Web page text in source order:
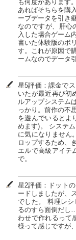
も何度かあります
あればそちらを購
ーブデータを引き
なのですが、肝心
入した場合ゲーム
書いた体験版のボ
す。これが原因で
ームなのでデータ
星5評価：課金で
いたが最近再び初
ルアップシステム
っかり。前作の不
を遊んでいるとよ
めます)。 システ
に気になりません
ロップするため、
エルで高級アイテ
で。
星2評価：ドット
ードしましたが、
でした。 料理レシ
るのすら面倒だし
わせで作れるって
様って感じですが